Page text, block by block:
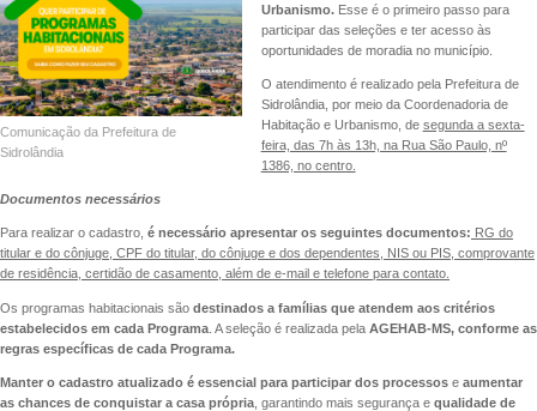
Comunicação da Prefeitura de
Sidrolândia
Urbanismo.Esse é o primeiro passo para
participar das seleções e ter acesso às
oportunidades de moradia no município.
O atendimento é realizado pela Prefeitura de
Sidrolândia, por meio da Coordenadoria de
Habitação e Urbanismo, de segunda a sexta-
feira, das 7h às 13h, na Rua São Paulo, nº
1386, no centro.
Documentos necessários
Para realizar o cadastro, é necessário apresentar os seguintes documentos: RG do
titular e do cônjuge, CPF do titular, do cônjuge e dos dependentes, NIS ou PIS, comprovante
de residência, certidão de casamento, além de e-mail e telefone para contato.
Os programas habitacionais são destinados a famílias que atendem aos critérios
estabelecidos em cada Programa . A seleção é realizada pela AGEHAB-MS, conforme as
regras específicas de cada Programa.
Manter o cadastro atualizado é essencial para participar dos processos e aumentar
as chances de conquistar a casa própria , garantindo mais segurança e qualidade de